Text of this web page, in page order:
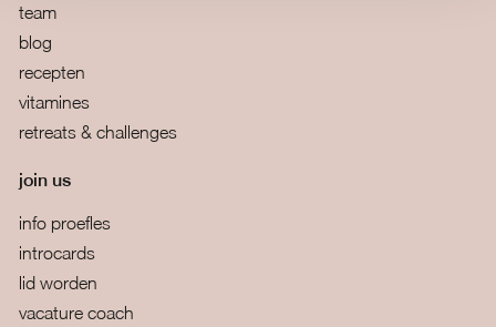
team
blog
recepten
vitamines
retreats & challenges
join us
info proefles
introcards
lid worden
vacature coach